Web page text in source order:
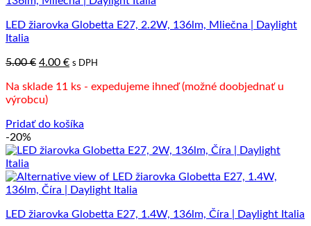
LED žiarovka Globetta E27, 2.2W, 136lm, Mliečna | Daylight
Italia
5.00€ Pôvodná
bola:
5.00 €.
4.00 €Aktuálna
je:
s DPH
Na sklade 11 ks - expedujeme ihneď (možné doobjednať u
výrobcu)
Pridať do košíka
-20%
LED žiarovka Globetta E27, 1.4W, 136lm, Číra | Daylight Italia